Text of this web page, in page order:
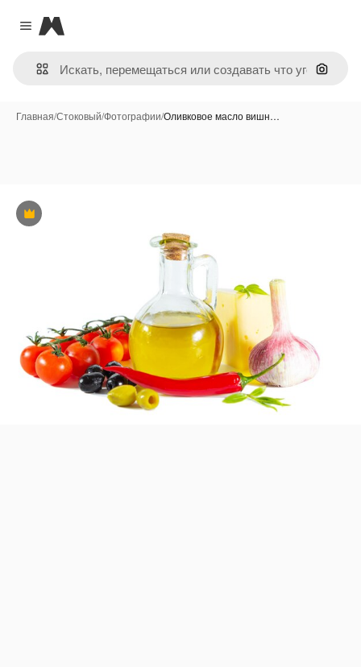
Close menu
Magnific
Поиск
Главная/Стоковый/Фотографии/Оливковое масло вишн…
Премиум